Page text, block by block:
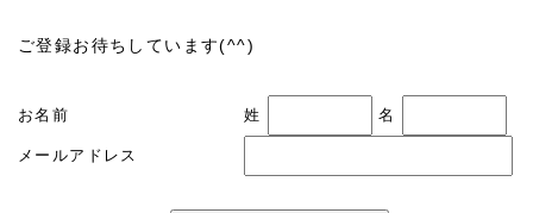
ご登録お待ちしています(^^)
お名前 姓 名
メールアドレス